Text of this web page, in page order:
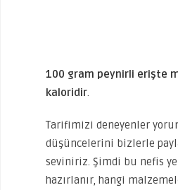
100 gram peynirli erişte
kaloridir.
Tarifimizi deneyenler
düşüncelerini bizlerle
seviniriz. Şimdi bu nefis
hazırlanır, hangi